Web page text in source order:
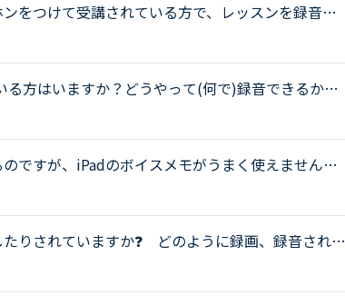
をつけて受講されている方で、レッスンを録音さ
が始まる前にiphoneの画面収録機能をスタートし
方はいますか？どうやって(何で)録音できるか教
てやってみましたが、授業がスタートすると録音
ですが、iPadのボイスメモがうまく使えません。
と録音が止まってしまいます。仕方なく、iphone
りされていますか❓ どのように録画、録音されて